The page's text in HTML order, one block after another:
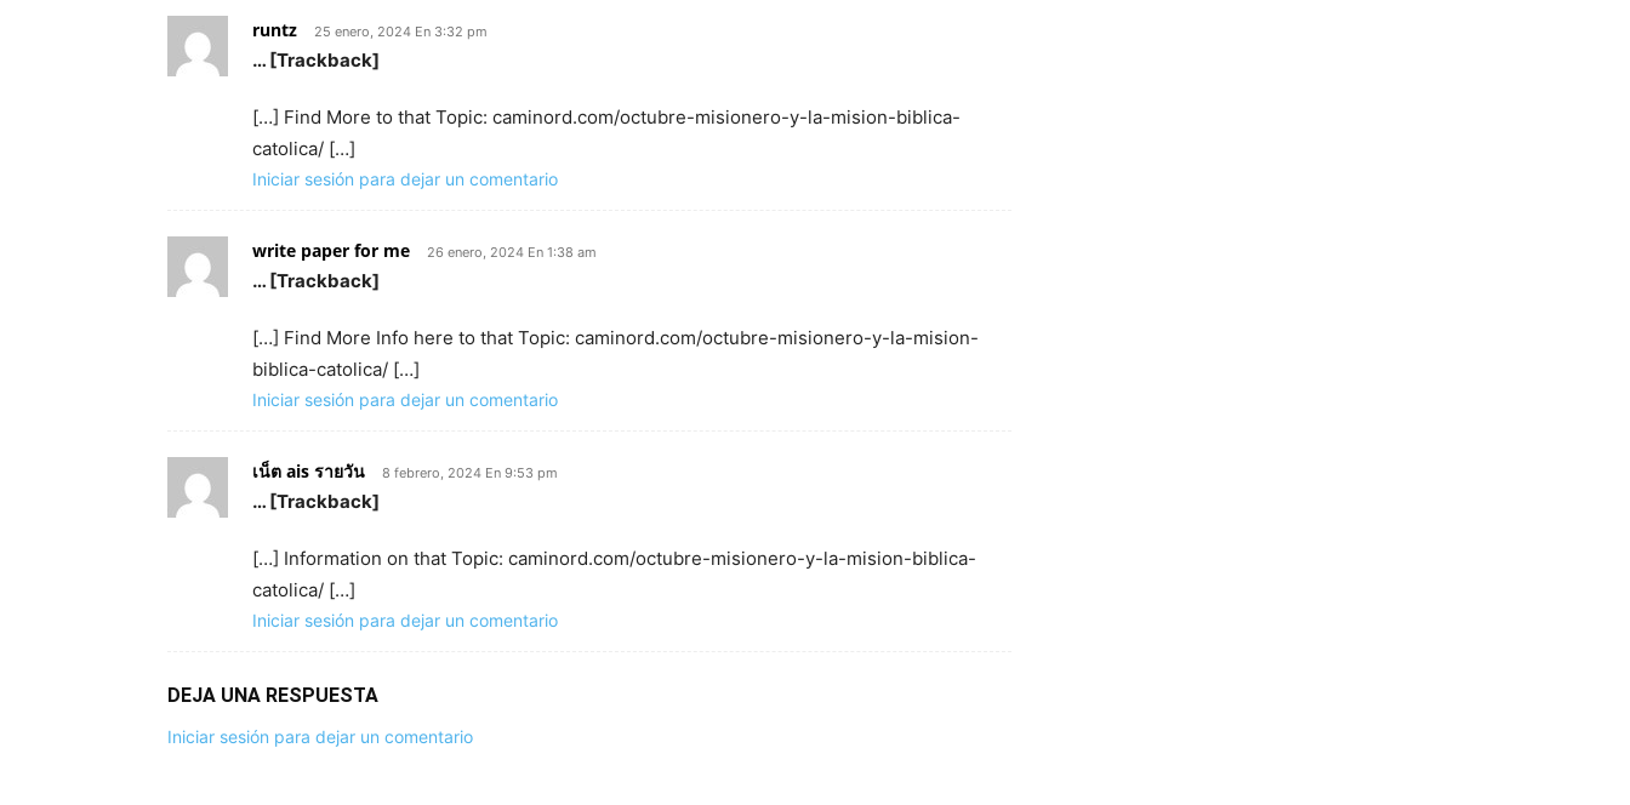
runtz 25 enero, 2024 En 3:32 pm
… [Trackback]
[…] Find More to that Topic: caminord.com/octubre-misionero-y-la-mision-biblica-
catolica/ […]
Iniciar sesión para dejar un comentario
write paper for me 26 enero, 2024 En 1:38 am
… [Trackback]
[…] Find More Info here to that Topic: caminord.com/octubre-misionero-y-la-mision-
biblica-catolica/ […]
Iniciar sesión para dejar un comentario
เน็ต ais รายวัน 8 febrero, 2024 En 9:53 pm
… [Trackback]
[…] Information on that Topic: caminord.com/octubre-misionero-y-la-mision-biblica-
catolica/ […]
Iniciar sesión para dejar un comentario
DEJA UNA RESPUESTA
Iniciar sesión para dejar un comentario